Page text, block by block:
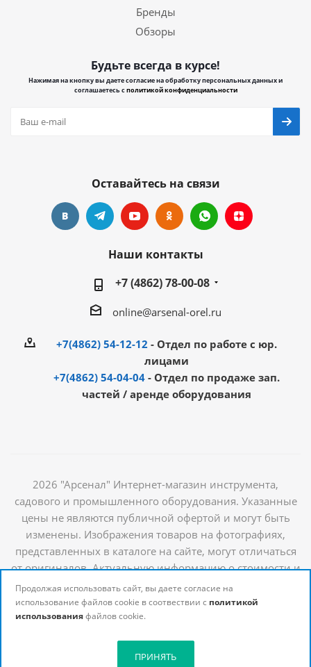
Бренды
Обзоры
Будьте всегда в курсе!
Нажимая на кнопку вы даете согласие на обработку персональных данных и
соглашаетесь сполитикой конфиденциальности
Оставайтесь на связи
Наши контакты
+7 (4862) 78-00-08
online@arsenal-orel.ru
+7(4862) 54-12-12 - Отдел по работе с юр.
лицами
+7(4862) 54-04-04 - Отдел по продаже зап.
частей / аренде оборудования
2026 "Арсенал" Интернет-магазин инструмента,
садового и промышленного оборудования. Указанные
цены не являются публичной офертой и могут быть
изменены. Изображения товаров на фотографиях,
представленных в каталоге на сайте, могут отличаться
от оригиналов. Актуальную информацию о стоимости и
наличии товаров можно получить у наших
менеджеров
Продолжая использовать сайт, вы даете согласие на
использование файлов cookie в соотвествии с политикой
использованияфайлов cookie.
ПРИНЯТЬ